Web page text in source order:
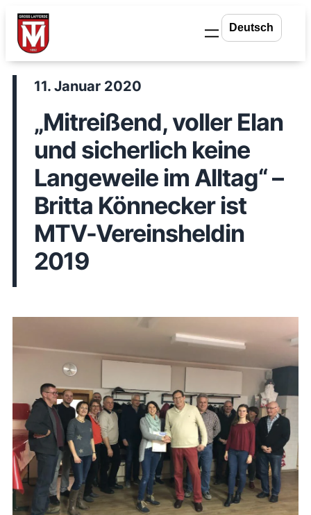
Zum
Inhalt
springen
11. Januar 2020
„Mitreißend, voller Elan
und sicherlich keine
Langeweile im Alltag“ –
Britta Könnecker ist
MTV-Vereinsheldin
2019